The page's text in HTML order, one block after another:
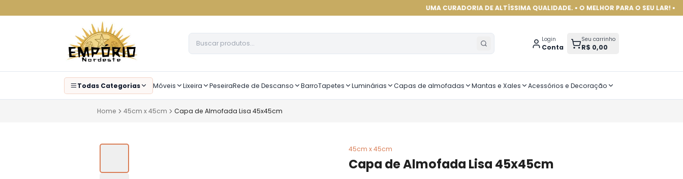
UMA CURADORIA DE ALTÍSSIMA QUALIDADE. • O MELHOR PARA O SEU LAR! •
Login
Conta
Seu carrinho
R$ 0,00
Todas Categorias Móveis Lixeira PeseiraRede de Descanso BarroTapetes Luminárias Capas de almofadas Mantas e Xales Acessórios e Decoração
Home 45cm x 45cm Capa de Almofada Lisa 45x45cm
45cm x 45cm
Capa de Almofada Lisa 45x45cm